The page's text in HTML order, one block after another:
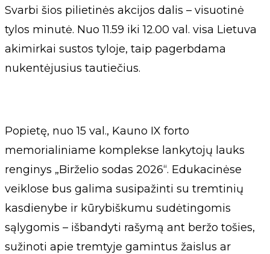
Svarbi šios pilietinės akcijos dalis – visuotinė
tylos minutė. Nuo 11.59 iki 12.00 val. visa Lietuva
akimirkai sustos tyloje, taip pagerbdama
nukentėjusius tautiečius.
Popietę, nuo 15 val., Kauno IX forto
memorialiniame komplekse lankytojų lauks
renginys „Birželio sodas 2026“. Edukacinėse
veiklose bus galima susipažinti su tremtinių
kasdienybe ir kūrybiškumu sudėtingomis
sąlygomis – išbandyti rašymą ant beržo tošies,
sužinoti apie tremtyje gamintus žaislus ar